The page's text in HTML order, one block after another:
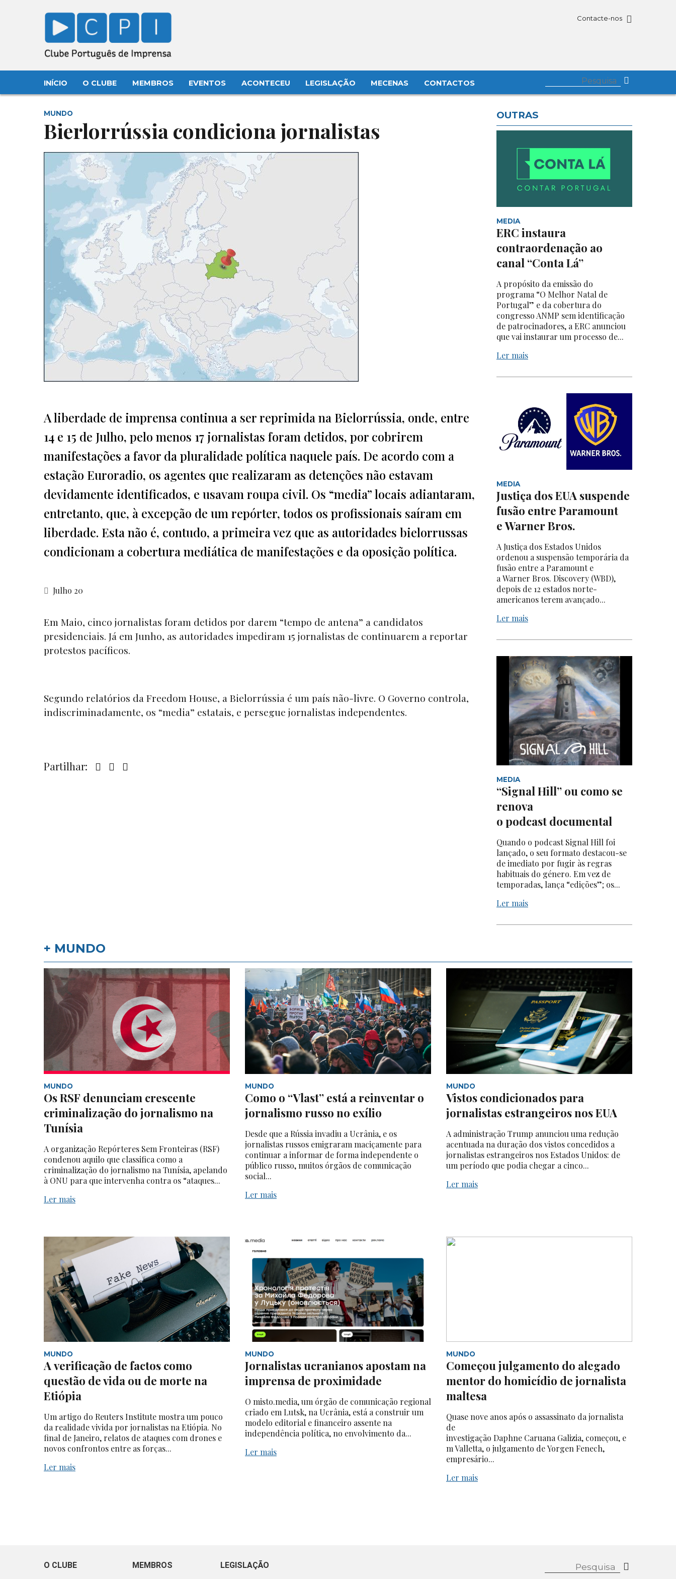
Contacte-nos
INÍCIO O CLUBE MEMBROS EVENTOS ACONTECEU LEGISLAÇÃO MECENAS CONTACTOS
MUNDO
Bierlorrússia condiciona jornalistas
A liberdade de imprensa continua a ser reprimida na Bielorrússia, onde, entre
14 e 15 de Julho, pelo menos 17 jornalistas foram detidos, por cobrirem
manifestações a favor da pluralidade política naquele país. De acordo com a
estação Euroradio, os agentes que realizaram as detenções não estavam
devidamente identificados, e usavam roupa civil. Os “media” locais adiantaram,
entretanto, que, à excepção de um repórter, todos os profissionais saíram em
liberdade. Esta não é, contudo, a primeira vez que as autoridades bielorrussas
condicionam a cobertura mediática de manifestações e da oposição política.
Julho 20
Em Maio, cinco jornalistas foram detidos por darem “tempo de antena” a candidatos
presidenciais. Já em Junho, as autoridades impediram 15 jornalistas de continuarem a reportar
protestos pacíficos.
Segundo relatórios da Freedom House, a Bielorrússia é um país não-livre. O Governo controla,
indiscriminadamente, os “media” estatais, e persegue jornalistas independentes.
Partilhar:
OUTRAS
MEDIA
ERC instaura
contraordenação ao
canal “Conta Lá”
A propósito da emissão do
programa “O Melhor Natal de
Portugal” e da cobertura do
congresso ANMP sem identificação
de patrocinadores, a ERC anunciou
que vai instaurar um processo de...
Ler mais
MEDIA
Justiça dos EUA suspende
fusão entre Paramount
e Warner Bros.
A Justiça dos Estados Unidos
ordenou a suspensão temporária da
fusão entre a Paramount e
a Warner Bros. Discovery (WBD),
depois de 12 estados norte-
americanos terem avançado...
Ler mais
MEDIA
“Signal Hill” ou como se
renova
o podcast documental
Quando o podcast Signal Hill foi
lançado, o seu formato destacou-se
de imediato por fugir às regras
habituais do género. Em vez de
temporadas, lança “edições”; os...
Ler mais
+ MUNDO
MUNDO
Os RSF denunciam crescente
criminalização do jornalismo na
Tunísia
A organização Repórteres Sem Fronteiras (RSF)
condenou aquilo que classifica como a
criminalização do jornalismo na Tunísia, apelando
à ONU para que intervenha contra os “ataques...
Ler mais
MUNDO
Como o “Vlast” está a reinventar o
jornalismo russo no exílio
Desde que a Rússia invadiu a Ucrânia, e os
jornalistas russos emigraram maciçamente para
continuar a informar de forma independente o
público russo, muitos órgãos de comunicação
social...
Ler mais
MUNDO
Vistos condicionados para
jornalistas estrangeiros nos EUA
A administração Trump anunciou uma redução
acentuada na duração dos vistos concedidos a
jornalistas estrangeiros nos Estados Unidos: de
um período que podia chegar a cinco...
Ler mais
MUNDO
A verificação de factos como
questão de vida ou de morte na
Etiópia
Um artigo do Reuters Institute mostra um pouco
da realidade vivida por jornalistas na Etiópia. No
final de Janeiro, relatos de ataques com drones e
novos confrontos entre as forças...
Ler mais
MUNDO
Jornalistas ucranianos apostam na
imprensa de proximidade
O misto.media, um órgão de comunicação regional
criado em Lutsk, na Ucrânia, está a construir um
modelo editorial e financeiro assente na
independência política, no envolvimento da...
Ler mais
MUNDO
Começou julgamento do alegado
mentor do homicídio de jornalista
maltesa
Quase nove anos após o assassinato da jornalista
de
investigação Daphne Caruana Galizia, começou, e
m Valletta, o julgamento de Yorgen Fenech,
empresário...
Ler mais
O CLUBE MEMBROS LEGISLAÇÃO